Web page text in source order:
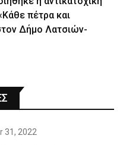
πέτρα και
Δήμο Λατσιών-
31, 2022